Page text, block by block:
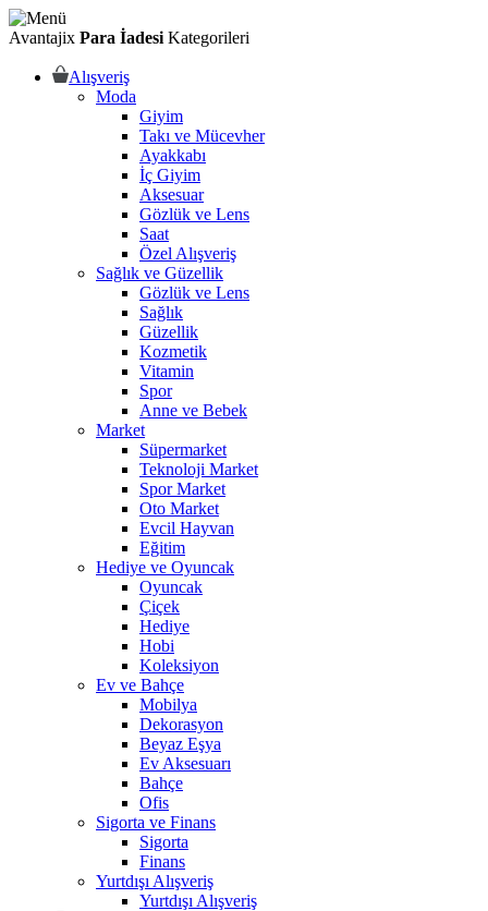
Avantajix Para İadesi Kategorileri
Alışveriş
Moda
Giyim
Takı ve Mücevher
Ayakkabı
İç Giyim
Aksesuar
Gözlük ve Lens
Saat
Özel Alışveriş
Sağlık ve Güzellik
Gözlük ve Lens
Sağlık
Güzellik
Kozmetik
Vitamin
Spor
Anne ve Bebek
Market
Süpermarket
Teknoloji Market
Spor Market
Oto Market
Evcil Hayvan
Eğitim
Hediye ve Oyuncak
Oyuncak
Çiçek
Hediye
Hobi
Koleksiyon
Ev ve Bahçe
Mobilya
Dekorasyon
Beyaz Eşya
Ev Aksesuarı
Bahçe
Ofis
Sigorta ve Finans
Sigorta
Finans
Yurtdışı Alışveriş
Yurtdışı Alışveriş